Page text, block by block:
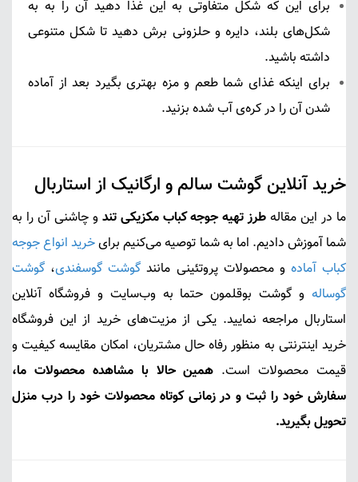
برای این که شکل متفاوتی به این غذا دهید آن را به به
شکل‌های بلند، دایره و حلزونی برش دهید تا شکل متنوعی
داشته باشید.
برای اینکه غذای شما طعم و مزه بهتری بگیرد بعد از آماده
شدن آن را در کره‌ی آب شده بزنید.
خرید آنلاین گوشت سالم و ارگانیک از استاربال
ما در این مقاله طرز تهیه جوجه کباب مکزیکی تند و چاشنی آن را به
شما آموزش دادیم. اما به شما توصیه می‌کنیم برایخرید انواع جوجه
کباب آماده و محصولات پروتئینی مانند گوشت گوسفندی، گوشت
گوساله و گوشت بوقلمون حتما به وب‌سایت و فروشگاه آنلاین
استاربال مراجعه نمایید. یکی از مزیت‌های خرید از این فروشگاه
خرید اینترنتی به منظور رفاه حال مشتریان، امکان مقایسه کیفیت و
قیمت محصولات است. همین حالا با مشاهده محصولات ما،
سفارش خود را ثبت و در زمانی کوتاه محصولات خود را درب منزل
تحویل بگیرید.